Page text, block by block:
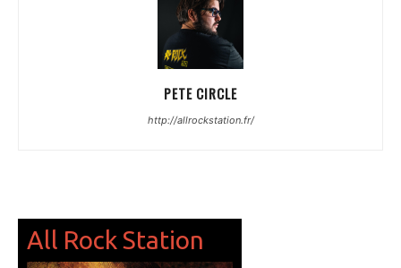
PETE CIRCLE
http://allrockstation.fr/